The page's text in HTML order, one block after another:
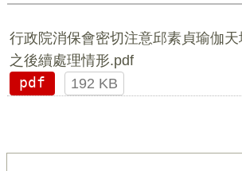
行政院消保會密切注意邱素貞瑜伽
之後續處理情形.pdf
pdf
192 KB